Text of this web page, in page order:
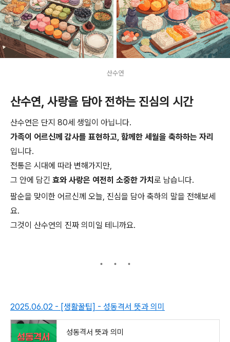
산수연
산수연, 사랑을 담아 전하는 진심의 시간
산수연은 단지 80세 생일이 아닙니다.
가족이 어르신께 감사를 표현하고, 함께한 세월을 축하하는 자리
입니다.
전통은 시대에 따라 변해가지만,
그 안에 담긴 효와 사랑은 여전히 소중한 가치 로 남습니다.
팔순을 맞이한 어르신께 오늘, 진심을 담아 축하의 말을 전해보세
요.
그것이 산수연의 진짜 의미일 테니까요.
2025.06.02 - [생활꿀팁] - 성동격서 뜻과 의미
성동격서 뜻과 의미